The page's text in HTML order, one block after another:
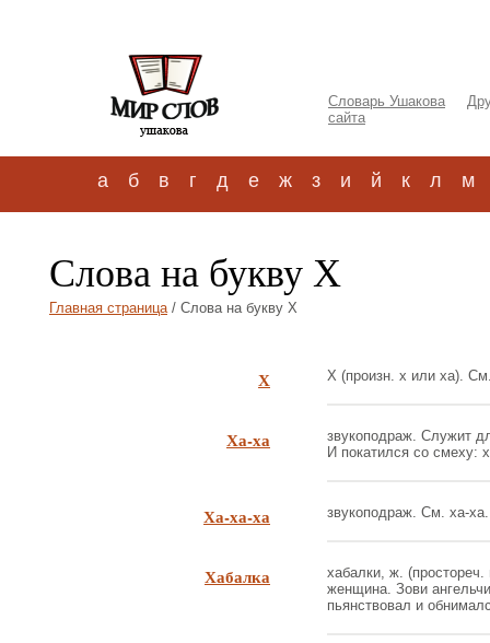
Словарь Ушакова
сайта
а б в г д е ж з и й к л м
Слова на букву Х
Главная страница/ Слова на букву Х
Х Х (произн. х или ха).
Ха-ха
звукоподраж. Служит
И покатился со смеху:
Ха-ха-ха звукоподраж. См. ха-
Хабалка
хабалки, ж. (простореч.
женщина. Зови
пьянствовал и